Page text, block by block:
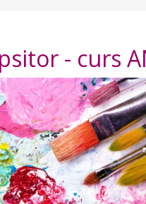
- curs